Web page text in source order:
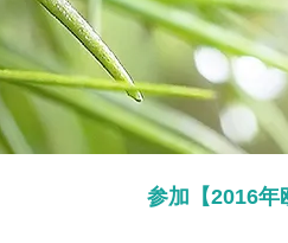
参加【2016年